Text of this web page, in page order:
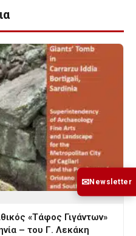
«Τάφος Γιγάντων»
– του Γ. Λεκάκη
✉Newsletter